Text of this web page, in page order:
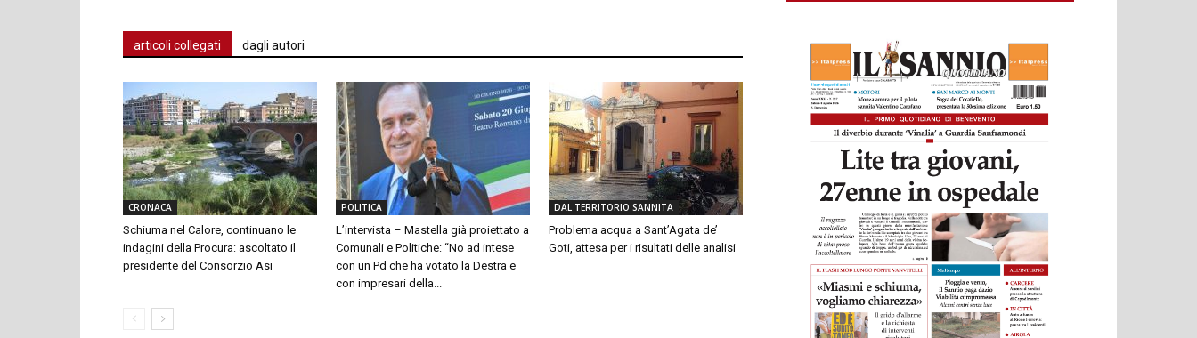
articoli collegati dagli autori
CRONACA
Schiuma nel Calore, continuano le
indagini della Procura: ascoltato il
presidente del Consorzio Asi
POLITICA
L’intervista – Mastella già proiettato a
Comunali e Politiche: “No ad intese
con un Pd che ha votato la Destra e
con impresari della...
DAL TERRITORIO SANNITA
Problema acqua a Sant’Agata de’
Goti, attesa per i risultati delle analisi